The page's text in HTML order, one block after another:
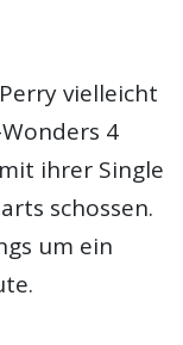
vielleicht
4
ihrer Single
schossen.
um ein